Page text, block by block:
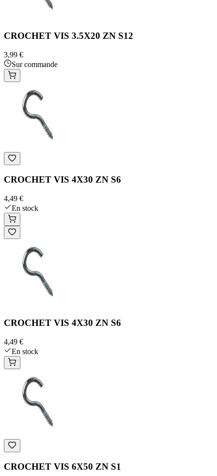
CROCHET VIS 3.5X20 ZN S12
3,99 €
Sur commande
CROCHET VIS 4X30 ZN S6
4,49 €
En stock
CROCHET VIS 4X30 ZN S6
4,49 €
En stock
CROCHET VIS 6X50 ZN S1